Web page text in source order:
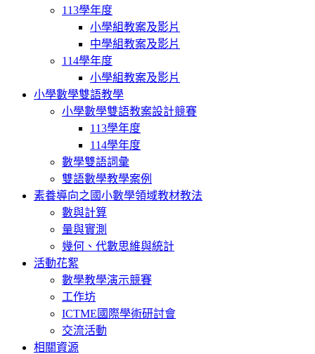
113學年度
小學組教案及影片
中學組教案及影片
114學年度
小學組教案及影片
小學數學雙語教學
小學數學雙語教案設計競賽
113學年度
114學年度
數學雙語詞彙
雙語數學教學案例
素養導向之國小數學領域教材教法
數與計算
量與實測
幾何、代數思維與統計
活動花絮
數學教學演示競賽
工作坊
ICTME國際學術研討會
交流活動
相關資源